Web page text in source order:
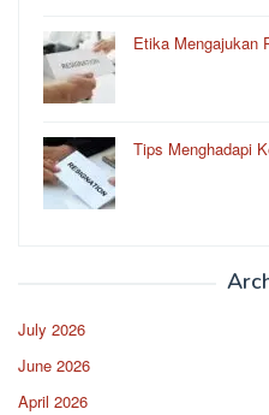
Etika Mengajukan
Tips Menghadapi
July 2026
June 2026
April 2026